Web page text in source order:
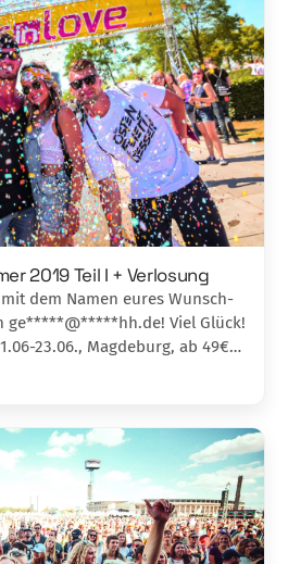
2019 Teil I + Verlosung
dem Namen eures Wunsch-
ge*****@*****hh.de! Viel Glück!
23.06., Magdeburg, ab 49€…